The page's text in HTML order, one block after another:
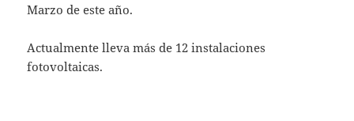
Marzo de este año.
Actualmente lleva más de 12 instalaciones
fotovoltaicas.